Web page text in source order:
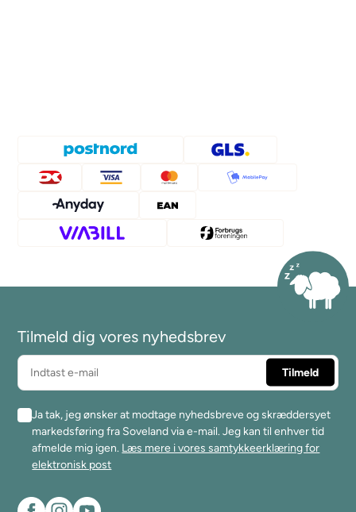
Tilmeld dig vores nyhedsbrev
Ja tak, jeg ønsker at modtage nyhedsbreve og skræddersyet
markedsføring fra Soveland via e-mail. Jeg kan til enhver tid
afmelde mig igen. Læs mere i vores samtykkeerklæring for
elektronisk post